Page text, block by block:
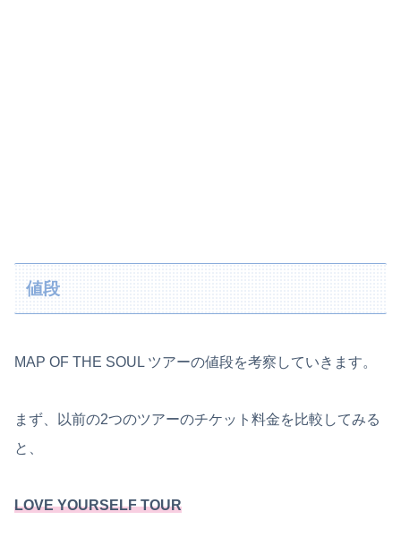
値段
MAP OF THE SOUL ツアーの値段を考察していきます。
まず、以前の2つのツアーのチケット料金を比較してみる
と、
LOVE YOURSELF TOUR